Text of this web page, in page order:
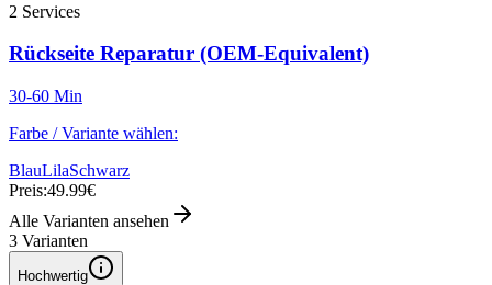
2 Services
Rückseite Reparatur (OEM-Equivalent)
30-60 Min
Farbe / Variante wählen:
BlauLilaSchwarz
Preis:49.99€
Alle Varianten ansehen
3 Varianten
Hochwertig